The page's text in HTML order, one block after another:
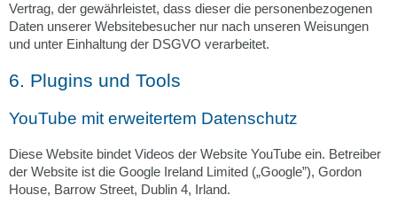
Vertrag, der gewährleistet, dass dieser die personenbezogenen
Daten unserer Websitebesucher nur nach unseren Weisungen
und unter Einhaltung der DSGVO verarbeitet.
6. Plugins und Tools
YouTube mit erweitertem Datenschutz
Diese Website bindet Videos der Website YouTube ein. Betreiber
der Website ist die Google Ireland Limited („Google”), Gordon
House, Barrow Street, Dublin 4, Irland.